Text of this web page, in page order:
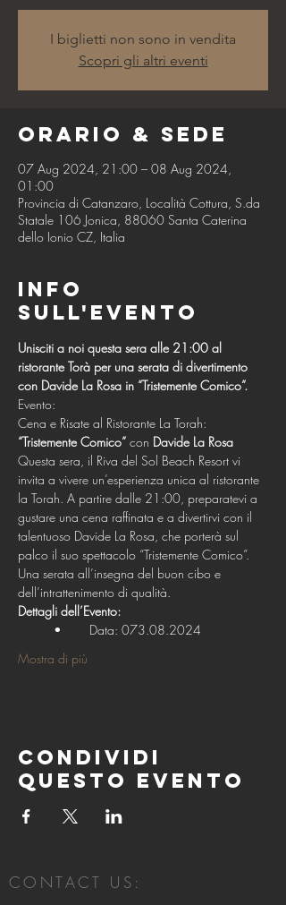
I biglietti non sono in vendita
Scopri gli altri eventi
Orario & Sede
07 Aug 2024, 21:00 – 08 Aug 2024,
01:00
Provincia di Catanzaro, Località Cottura, S.da
Statale 106 Jonica, 88060 Santa Caterina
dello Ionio CZ, Italia
Info
sull'evento
Unisciti a noi questa sera alle 21:00 al
ristorante Torà per una serata di divertimento
con Davide La Rosa in “Tristemente Comico”.
Evento:
Cena e Risate al Ristorante La Torah:
“Tristemente Comico” con Davide La Rosa
Questa sera, il Riva del Sol Beach Resort vi
invita a vivere un’esperienza unica al ristorante
la Torah. A partire dalle 21:00, preparatevi a
gustare una cena raffinata e a divertirvi con il
talentuoso Davide La Rosa, che porterà sul
palco il suo spettacolo “Tristemente Comico”.
Una serata all’insegna del buon cibo e
dell’intrattenimento di qualità.
Dettagli dell’Evento:
	•	Data: 073.08.2024
Mostra di più
Condividi
questo evento
CONTACT US: